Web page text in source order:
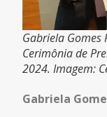
Gabriela Gomes
Cerimônia de
2024. Imagem:
Gabriela